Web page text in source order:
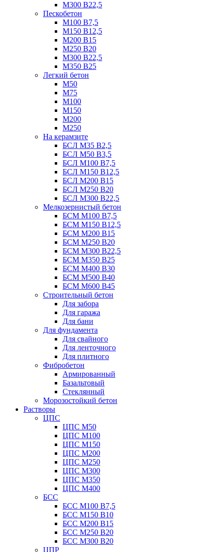
М300 В22,5
Пескобетон
М100 В7,5
М150 В12,5
М200 В15
М250 В20
М300 В22,5
М350 В25
Легкий бетон
М50
М75
М100
М150
М200
М250
На керамзите
БСЛ М35 B2,5
БСЛ М50 В3,5
БСЛ М100 В7,5
БСЛ М150 В12,5
БСЛ М200 В15
БСЛ М250 В20
БСЛ М300 В22,5
Мелкозернистый бетон
БСМ М100 B7,5
БСМ М150 B12,5
БСМ М200 B15
БСМ М250 B20
БСМ М300 B22,5
БСМ М350 B25
БСМ М400 B30
БСМ М500 B40
БСМ М600 B45
Строительный бетон
Для забора
Для гаража
Для бани
Для фундамента
Для свайного
Для ленточного
Для плитного
Фибробетон
Армированный
Базальтовый
Стеклянный
Морозостойкий бетон
Растворы
ЦПС
ЦПС М50
ЦПС М100
ЦПС М150
ЦПС М200
ЦПС М250
ЦПС М300
ЦПС М350
ЦПС М400
БСС
БСС М100 B7,5
БСС М150 B10
БСС М200 B15
БСС М250 B20
БСС М300 B20
ЦПР